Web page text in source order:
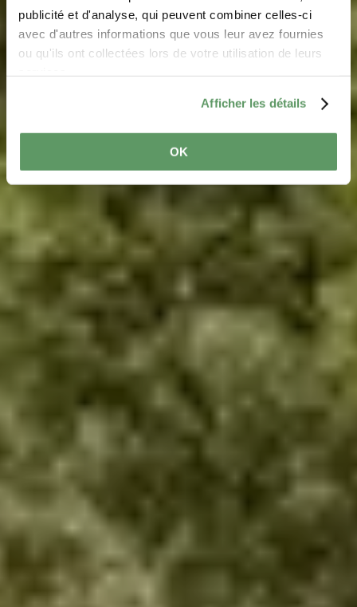
publicité et d'analyse, qui peuvent combiner celles-ci
avec d'autres informations que vous leur avez fournies
ou qu'ils ont collectées lors de votre utilisation de leurs
Afficher les détails
OK
HÄERZLECH WËLLKOMM
Mullerthal Region
Luxembourg's Little Switzerland